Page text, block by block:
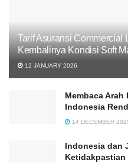
Tarif Asuransi Commercial
Kembalinya Kondisi Soft
12 JANUARY 2026
Membaca
Indonesia
14 DECEMBER
Indonesia dan
Ketidakpastian